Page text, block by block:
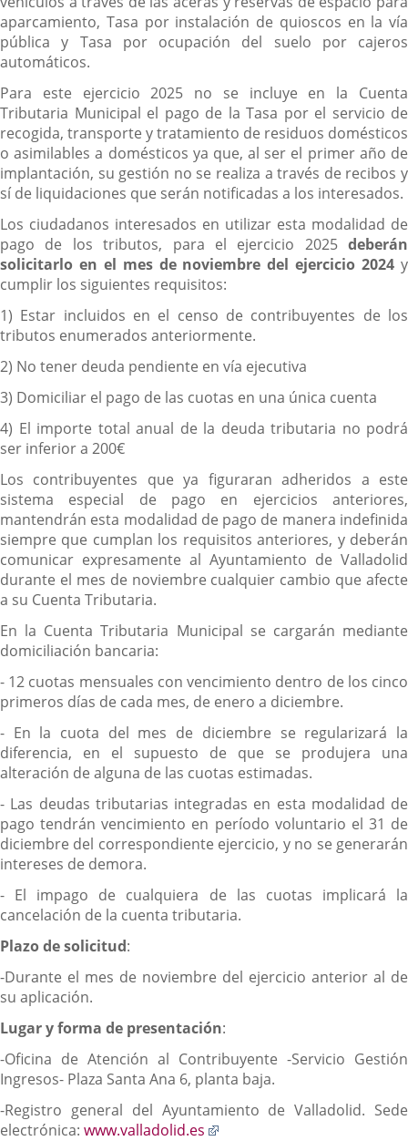
aparcamiento, Tasa por instalación de quioscos en la vía
pública y Tasa por ocupación del suelo por cajeros
automáticos.
Para este ejercicio 2025 no se incluye en la Cuenta
Tributaria Municipal el pago de la Tasa por el servicio de
recogida, transporte y tratamiento de residuos domésticos
o asimilables a domésticos ya que, al ser el primer año de
implantación, su gestión no se realiza a través de recibos y
sí de liquidaciones que serán notificadas a los interesados.
Los ciudadanos interesados en utilizar esta modalidad de
pago de los tributos, para el ejercicio 2025 deberán
solicitarlo en el mes de noviembre del ejercicio 2024 y
cumplir los siguientes requisitos:
1) Estar incluidos en el censo de contribuyentes de los
tributos enumerados anteriormente.
2) No tener deuda pendiente en vía ejecutiva
3) Domiciliar el pago de las cuotas en una única cuenta
4) El importe total anual de la deuda tributaria no podrá
ser inferior a 200€
Los contribuyentes que ya figuraran adheridos a este
sistema especial de pago en ejercicios anteriores,
mantendrán esta modalidad de pago de manera indefinida
siempre que cumplan los requisitos anteriores, y deberán
comunicar expresamente al Ayuntamiento de Valladolid
durante el mes de noviembre cualquier cambio que afecte
a su Cuenta Tributaria.
En la Cuenta Tributaria Municipal se cargarán mediante
domiciliación bancaria:
- 12 cuotas mensuales con vencimiento dentro de los cinco
primeros días de cada mes, de enero a diciembre.
- En la cuota del mes de diciembre se regularizará la
diferencia, en el supuesto de que se produjera una
alteración de alguna de las cuotas estimadas.
- Las deudas tributarias integradas en esta modalidad de
pago tendrán vencimiento en período voluntario el 31 de
diciembre del correspondiente ejercicio, y no se generarán
intereses de demora.
- El impago de cualquiera de las cuotas implicará la
cancelación de la cuenta tributaria.
Plazo de solicitud:
-Durante el mes de noviembre del ejercicio anterior al de
su aplicación.
Lugar y forma de presentación:
-Oficina de Atención al Contribuyente -Servicio Gestión
Ingresos- Plaza Santa Ana 6, planta baja.
-Registro general del Ayuntamiento de Valladolid. Sede
electrónica: www.valladolid.es